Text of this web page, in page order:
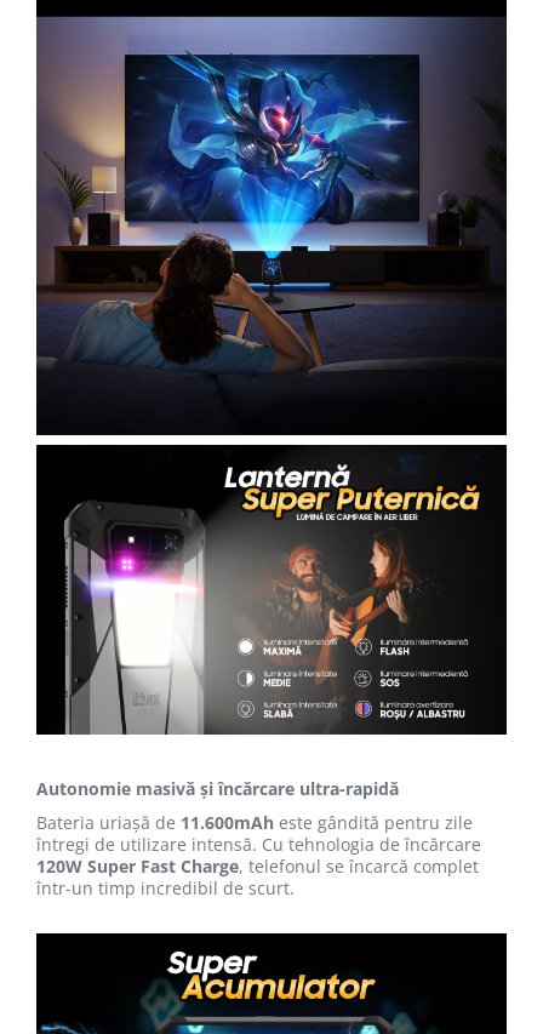
Autonomie masivă și încărcare ultra-rapidă
Bateria uriașă de 11.600mAh este gândită pentru zile
întregi de utilizare intensă. Cu tehnologia de încărcare
120W Super Fast Charge, telefonul se încarcă complet
într-un timp incredibil de scurt.